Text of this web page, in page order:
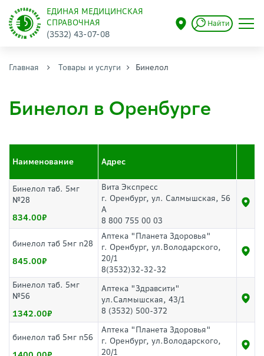
ЕДИНАЯ МЕДИЦИНСКАЯ
СПРАВОЧНАЯ
(3532) 43-07-08
Найти
Главная Товары и услуги Бинелол
Бинелол в Оренбурге
Наименование Адрес
Бинелол таб. 5мг
№28
834.00
Вита Экспресс
г. Оренбург, ул. Салмышская, 56
А
8 800 755 00 03
бинелол таб 5мг n28
845.00
Аптека "Планета Здоровья"
г. Оренбург, ул.Володарского,
20/1
8(3532)32-32-32
Бинелол таб. 5мг
№56
1342.00
Аптека "Здравсити"
ул.Салмышская, 43/1
8 (3532) 500-372
бинелол таб 5мг n56
Аптека "Планета Здоровья"
г. Оренбург, ул.Володарского,
20/1